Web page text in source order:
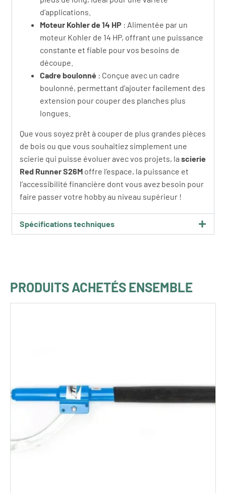
d’applications.
Moteur Kohler de 14 HP : Alimentée par un
moteur Kohler de 14 HP, offrant une puissance
constante et fiable pour vos besoins de
découpe.
Cadre boulonné : Conçue avec un cadre
boulonné, permettant d’ajouter facilement des
extension pour couper des planches plus
longues.
Que vous soyez prêt à couper de plus grandes pièces
de bois ou que vous souhaitiez simplement une
scierie qui puisse évoluer avec vos projets, lascierie
Red Runner S26M offre l’espace, la puissance et
l’accessibilité financière dont vous avez besoin pour
faire passer votre hobby au niveau supérieur !
Spécifications techniques
PRODUITS ACHETÉS ENSEMBLE